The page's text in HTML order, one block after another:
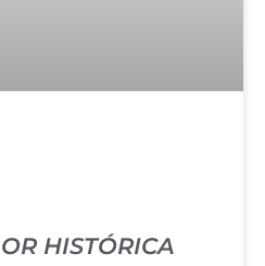
HISTÓRICA